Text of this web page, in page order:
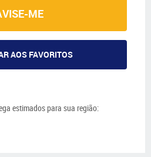
ME
AOS FAVORITOS
estimados para sua região: